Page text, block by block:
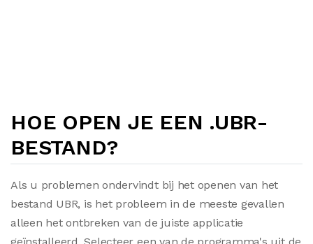
HOE OPEN JE EEN .UBR-
BESTAND?
Als u problemen ondervindt bij het openen van het
bestand UBR, is het probleem in de meeste gevallen
alleen het ontbreken van de juiste applicatie